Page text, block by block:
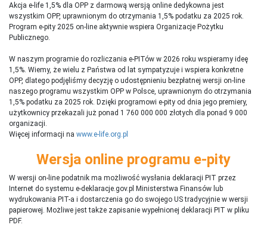
Akcja e-life 1,5% dla OPP z darmową wersją online dedykowna jest
wszystkim OPP, uprawnionym do otrzymania 1,5% podatku za 2025 rok.
Program e-pity 2025 on-line aktywnie wspiera Organizacje Pożytku
Publicznego.
W naszym programie do rozliczania e-PITów w 2026 roku wspieramy ideę
1,5%. Wiemy, że wielu z Państwa od lat sympatyzuje i wspiera konkretne
OPP, dlatego podjęliśmy decyzję o udostępnieniu bezpłatnej wersji on-line
naszego programu wszystkim OPP w Polsce, uprawnionym do otrzymania
1,5% podatku za 2025 rok. Dzięki programowi e-pity od dnia jego premiery,
użytkownicy przekazali już ponad 1 760 000 000 złotych dla ponad 9 000
organizacji.
Więcej informacji na www.e-life.org.pl
Wersja online programu e-pity
W wersji on-line podatnik ma możliwość wysłania deklaracji PIT przez
Internet do systemu e-deklaracje.gov.pl Ministerstwa Finansów lub
wydrukowania PIT-a i dostarczenia go do swojego US tradycyjnie w wersji
papierowej. Możliwe jest także zapisanie wypełnionej deklaracji PIT w pliku
PDF.